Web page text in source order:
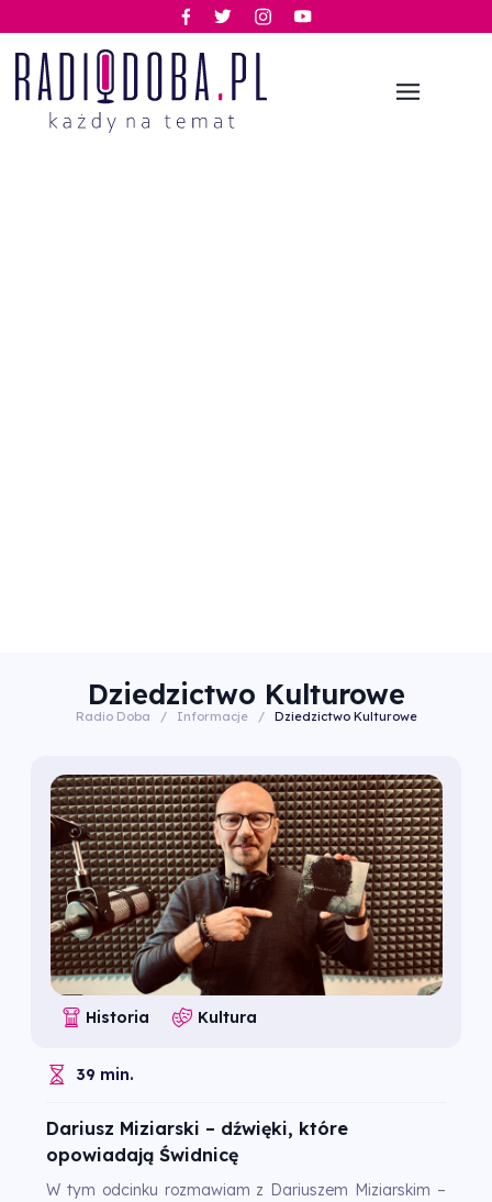
Dziedzictwo Kulturowe
Radio Doba / Informacje / Dziedzictwo Kulturowe
Historia Kultura
39 min.
Dariusz Miziarski – dźwięki, które
opowiadają Świdnicę
W tym odcinku rozmawiam z Dariuszem Miziarskim –